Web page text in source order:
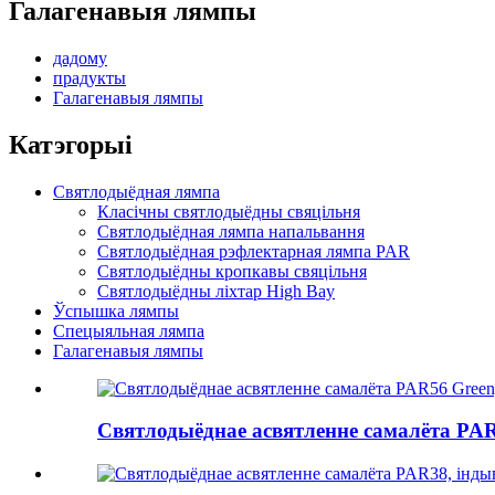
Галагенавыя лямпы
дадому
прадукты
Галагенавыя лямпы
Катэгорыі
Святлодыёдная лямпа
Класічны святлодыёдны свяцільня
Святлодыёдная лямпа напальвання
Святлодыёдная рэфлектарная лямпа PAR
Святлодыёдны кропкавы свяцільня
Святлодыёдны ліхтар High Bay
Ўспышка лямпы
Спецыяльная лямпа
Галагенавыя лямпы
Святлодыёднае асвятленне самалёта